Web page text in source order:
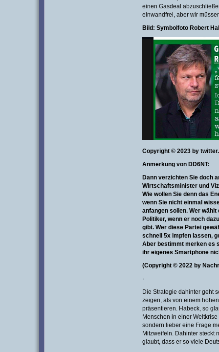
einen Gasdeal
einwandfrei, aber wir
Bild: Symbolfoto Robert
Copyright © 2023 by
Anmerkung von DD6NT:
Dann verzichten Sie doch
Wirtschaftsminister und
Wie wollen Sie denn das
wenn Sie nicht einmal
anfangen sollen. Wer
Politiker, wenn er noch
gibt. Wer diese Partei
schnell
5x impfen lassen,
Aber bestimmt merken es
ihr eigenes Smartphone
(Copyright © 2022 by
·
Die Strategie dahinter geht
zeigen, als von einem
präsentieren. Habeck, so
Menschen in einer
sondern lieber eine Frage
Mitzweifeln. Dahinter steckt
glaubt, dass er so viele